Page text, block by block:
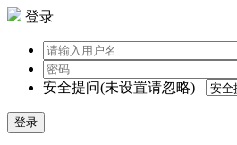
登录
安全提问(未设置请忽略)
登录